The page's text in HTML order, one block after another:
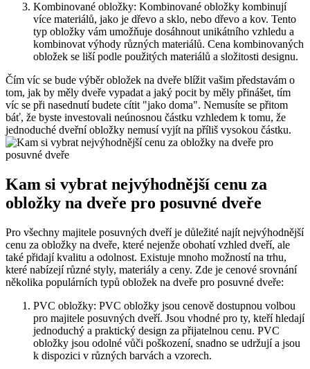
Kombinované obložky: Kombinované obložky kombinují
více materiálů, jako je dřevo a sklo, nebo dřevo a kov. Tento
typ obložky vám umožňuje dosáhnout unikátního vzhledu a
kombinovat výhody různých materiálů. Cena kombinovaných
obložek se liší podle použitých materiálů a složitosti designu.
Čím víc se bude výběr obložek na dveře blížit vašim představám o
tom, jak by měly dveře vypadat a jaký pocit by měly přinášet, tím
víc se při nasednutí budete cítit "jako doma". Nemusíte se přitom
báť, že byste investovali neúnosnou částku vzhledem k tomu, že
jednoduché dveřní obložky nemusí vyjít na příliš vysokou částku.
Kam si vybrat nejvýhodnější cenu za
obložky na dveře pro posuvné dveře
Pro všechny majitele posuvných dveří je důležité najít nejvýhodnější
cenu za obložky na dveře, které nejenže obohatí vzhled dveří, ale
také přidají kvalitu a odolnost. Existuje mnoho možností na trhu,
které nabízejí různé styly, materiály a ceny. Zde je cenové srovnání
několika populárních typů obložek na dveře pro posuvné dveře:
PVC obložky: PVC obložky jsou cenově dostupnou volbou
pro majitele posuvných dveří. Jsou vhodné pro ty, kteří hledají
jednoduchý a praktický design za přijatelnou cenu. PVC
obložky jsou odolné vůči poškození, snadno se udržují a jsou
k dispozici v různých barvách a vzorech.